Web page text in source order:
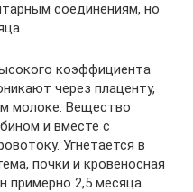
соединениям, но
коэффициента
через плаценту,
молоке. Вещество
и вместе с
Угнетается в
почки и кровеносная
примерно 2,5 месяца.